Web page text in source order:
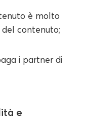
è molto
contenuto;
i partner di
e